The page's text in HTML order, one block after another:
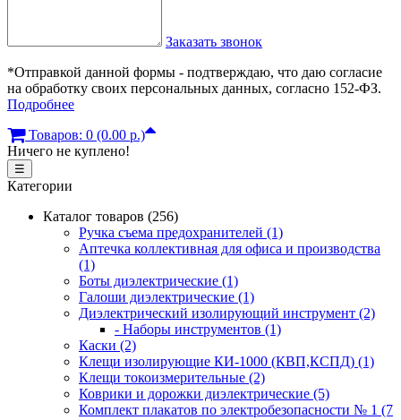
Заказать звонок
*Отправкой данной формы - подтверждаю, что даю согласие
на обработку своих персональных данных, согласно 152-ФЗ.
Подробнее
Товаров: 0 (0.00 р.)
Ничего не куплено!
☰
Категории
Каталог товаров (256)
Ручка съема предохранителей (1)
Аптечка коллективная для офиса и производства
(1)
Боты диэлектрические (1)
Галоши диэлектрические (1)
Диэлектрический изолирующий инструмент (2)
- Наборы инструментов (1)
Каски (2)
Клещи изолирующие КИ-1000 (КВП,КСПД) (1)
Клещи токоизмерительные (2)
Коврики и дорожки диэлектрические (5)
Комплект плакатов по электробезопасности № 1 (7